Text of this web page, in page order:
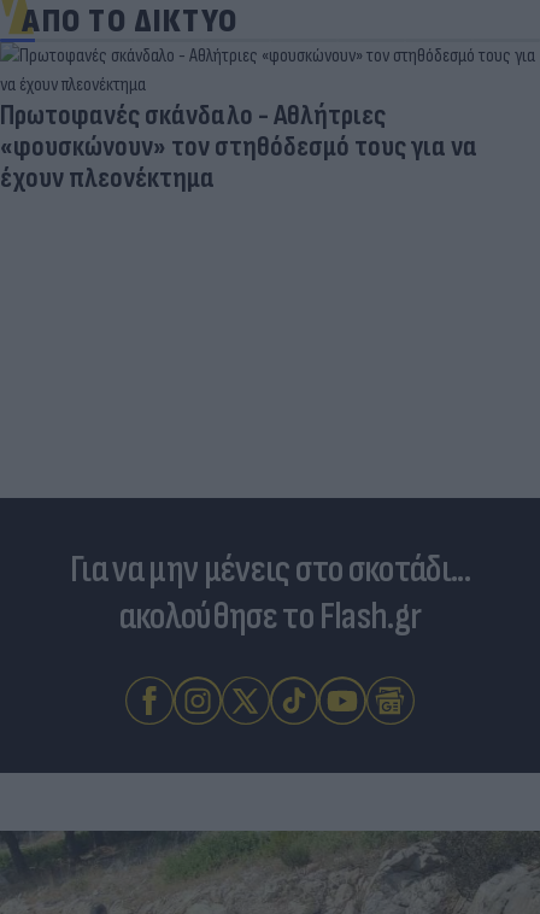
ΑΠΟ ΤΟ ΔΙΚΤΥΟ
Πρωτοφανές σκάνδαλο - Aθλήτριες
«φουσκώνουν» τον στηθόδεσμό τους για να
έχουν πλεονέκτημα
Για να μην μένεις στο σκοτάδι...
ακολούθησε το Flash.gr